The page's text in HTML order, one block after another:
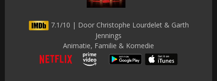
7.1/10 | Door Christophe Lourdelet & Garth
Jennings
Animatie, Familie & Komedie